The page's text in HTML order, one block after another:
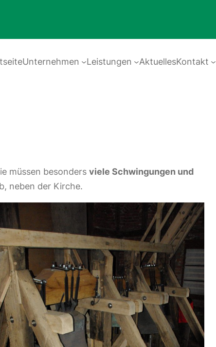
Unternehmen Leistungen AktuellesKontakt
müssen besonders viele Schwingungen und
neben der Kirche.